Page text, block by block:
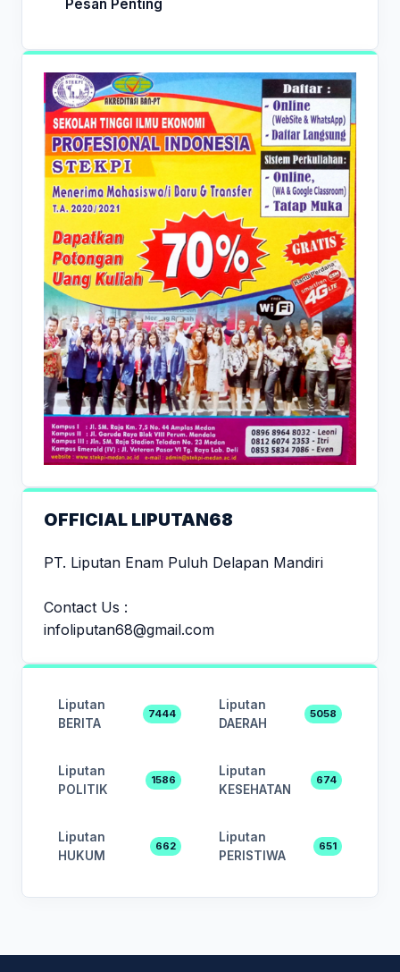
Pesan Penting
OFFICIAL LIPUTAN68
PT. Liputan Enam Puluh Delapan Mandiri
Contact Us :
infoliputan68@gmail.com
Liputan
BERITA
7444
Liputan
DAERAH
5058
Liputan
POLITIK
1586
Liputan
KESEHATAN
674
Liputan
HUKUM
662
Liputan
PERISTIWA
651